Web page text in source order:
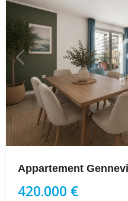
420.000 €